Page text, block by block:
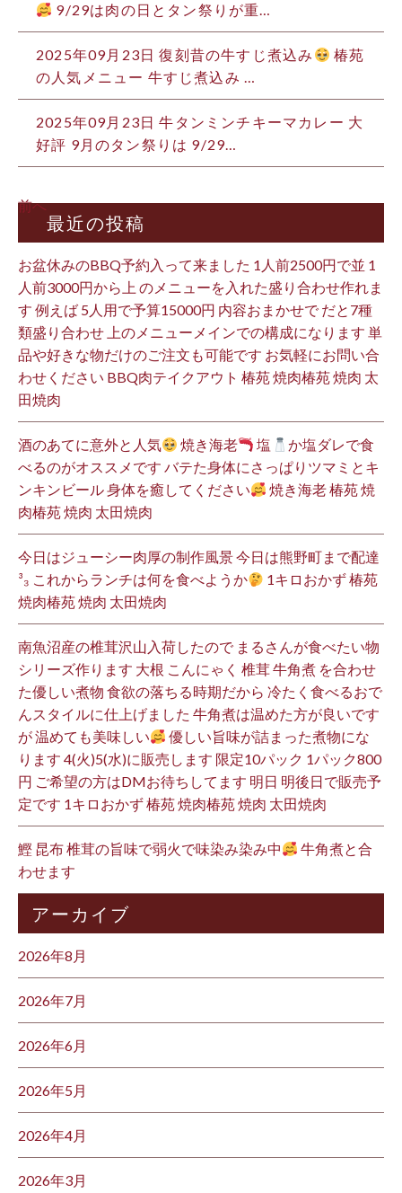
9/29は肉の日とタン祭りが重…
2025年09月23日 復刻昔の牛すじ煮込み
椿苑
の人気メニュー 牛すじ煮込み …
2025年09月23日 牛タンミンチキーマカレー 大
好評 9月のタン祭りは 9/29…
前へ
最近の投稿
お盆休みのBBQ予約入って来ました 1人前2500円で並 1
人前3000円から上 のメニューを入れた盛り合わせ作れま
す 例えば 5人用で予算15000円 内容おまかせで だと7種
類盛り合わせ 上のメニューメインでの構成になります 単
品や好きな物だけのご注文も可能です お気軽にお問い合
わせください BBQ肉テイクアウト 椿苑 焼肉椿苑 焼肉 太
田焼肉
酒のあてに意外と人気 焼き海老 塩
か塩ダレで食
べるのがオススメです バテた身体にさっぱりツマミとキ
ンキンビール 身体を癒してください
焼き海老 椿苑 焼
肉椿苑 焼肉 太田焼肉
今日はジューシー肉厚の制作風景 今日は熊野町まで配達
³₃ これからランチは何を食べようか
1キロおかず 椿苑
焼肉椿苑 焼肉 太田焼肉
南魚沼産の椎茸沢山入荷したので まるさんが食べたい物
シリーズ作ります 大根 こんにゃく 椎茸 牛角煮 を合わせ
た優しい煮物 食欲の落ちる時期だから 冷たく食べるおで
んスタイルに仕上げました 牛角煮は温めた方が良いです
が 温めても美味しい
優しい旨味が詰まった煮物にな
ります 4(火)5(水)に販売します 限定10パック 1パック800
円 ご希望の方はDMお待ちしてます 明日 明後日で販売予
定です 1キロおかず 椿苑 焼肉椿苑 焼肉 太田焼肉
鰹 昆布 椎茸の旨味で弱火で味染み染み中
牛角煮と合
わせます
アーカイブ
2026年8月
2026年7月
2026年6月
2026年5月
2026年4月
2026年3月